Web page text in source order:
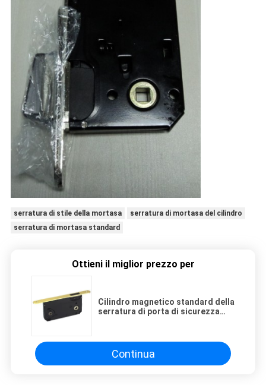
serratura di stile della mortasa
serratura di mortasa del cilindro
serratura di mortasa standard
Ottieni il miglior prezzo per
Cilindro magnetico standard della
serratura di porta di sicurezza
Continua